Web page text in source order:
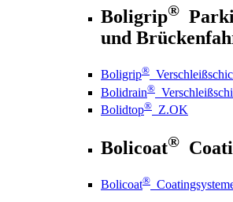
Boligrip®
und
Boligrip®
Bolidrain®
Bolidtop® Z.OK
Bolicoat®
Bolicoat®